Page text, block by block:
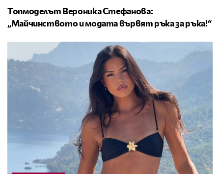
Топмоделът Вероника Стефанова:
„Майчинството и модата вървят ръка за ръка!“